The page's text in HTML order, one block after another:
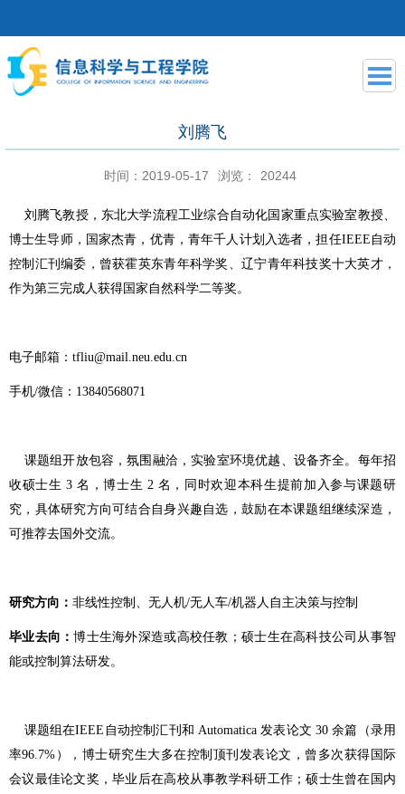
刘腾飞
时间：2019-05-17 浏览： 20244
刘腾飞教授，东北大学流程工业综合自动化国家重点实验室教授、
博士生导师，国家杰青，优青，青年千人计划入选者，担任IEEE自动
控制汇刊编委， 曾获霍英东青年科学奖、辽宁青年科技奖十大英才，
作为第三完成人获得国家自然科学二等奖。
电子邮箱： tfliu@mail.neu.edu.cn
手机/微信：13840568071
课题组开放包容，氛围融洽，实验室环境优越、设备齐全。每年招
收硕士生 3 名，博士生 2 名，同时欢迎本科生提前加入参与课题研
究，具体研究方向可结合自身兴趣自选 ，鼓励在本课题组继续深造，
可推荐去国外交流。
研究方向： 非线性控制、无人机/无人车/机器人自主决策与控制
毕业去向：博士生海外深造或高校任教；硕士生在高科技公司从事智
能或控制算法研发。
课题组在IEEE自动控制汇刊和 Automatica 发表论文 30 余篇（录用
率96.7%），博士研究生大多在控制顶刊发表论文，曾多次获得国际
会议最佳论文奖，毕业后在高校从事教学科研工作；硕士生曾在国内